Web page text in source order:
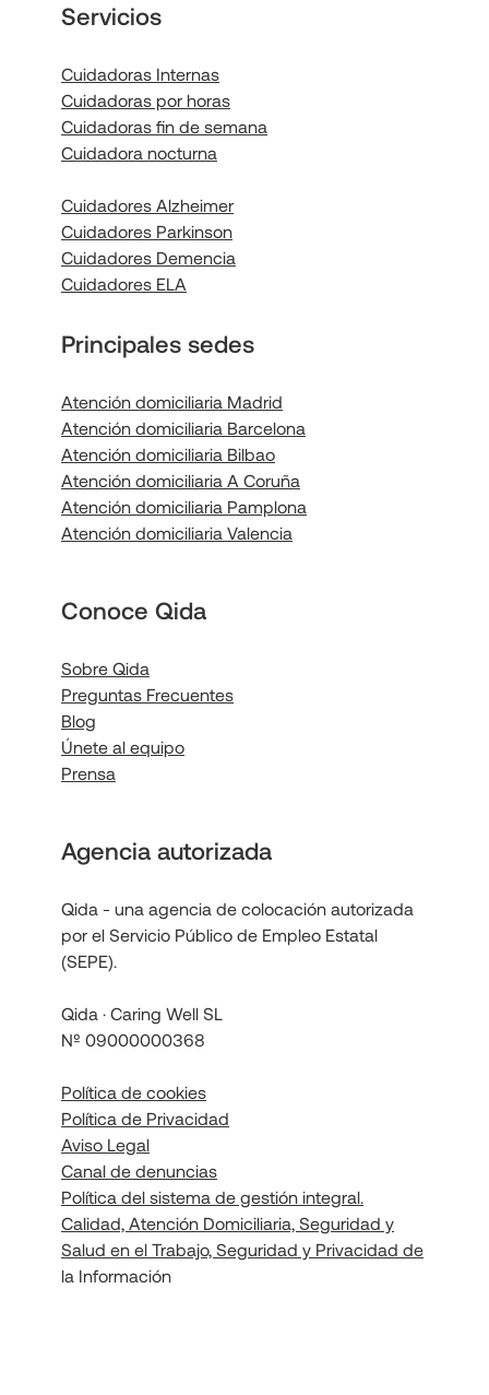
Servicios
Cuidadoras Internas
Cuidadoras por horas
Cuidadoras fin de semana
Cuidadora nocturna
Cuidadores Alzheimer
Cuidadores Parkinson
Cuidadores Demencia
Cuidadores ELA
Principales sedes
Atención domiciliaria Madrid
Atención domiciliaria Barcelona
Atención domiciliaria Bilbao
Atención domiciliaria A Coruña
Atención domiciliaria Pamplona
Atención domiciliaria Valencia
Conoce Qida
Sobre Qida
Preguntas Frecuentes
Blog
Únete al equipo
Prensa
Agencia autorizada
Qida - una agencia de colocación autorizada
por el Servicio Público de Empleo Estatal
(SEPE).
Qida · Caring Well SL
Nº 09000000368
Política de cookies
Política de Privacidad
Aviso Legal
Canal de denuncias
Política del sistema de gestión integral.
Calidad, Atención Domiciliaria, Seguridad y
Salud en el Trabajo, Seguridad y Privacidad de
la Información